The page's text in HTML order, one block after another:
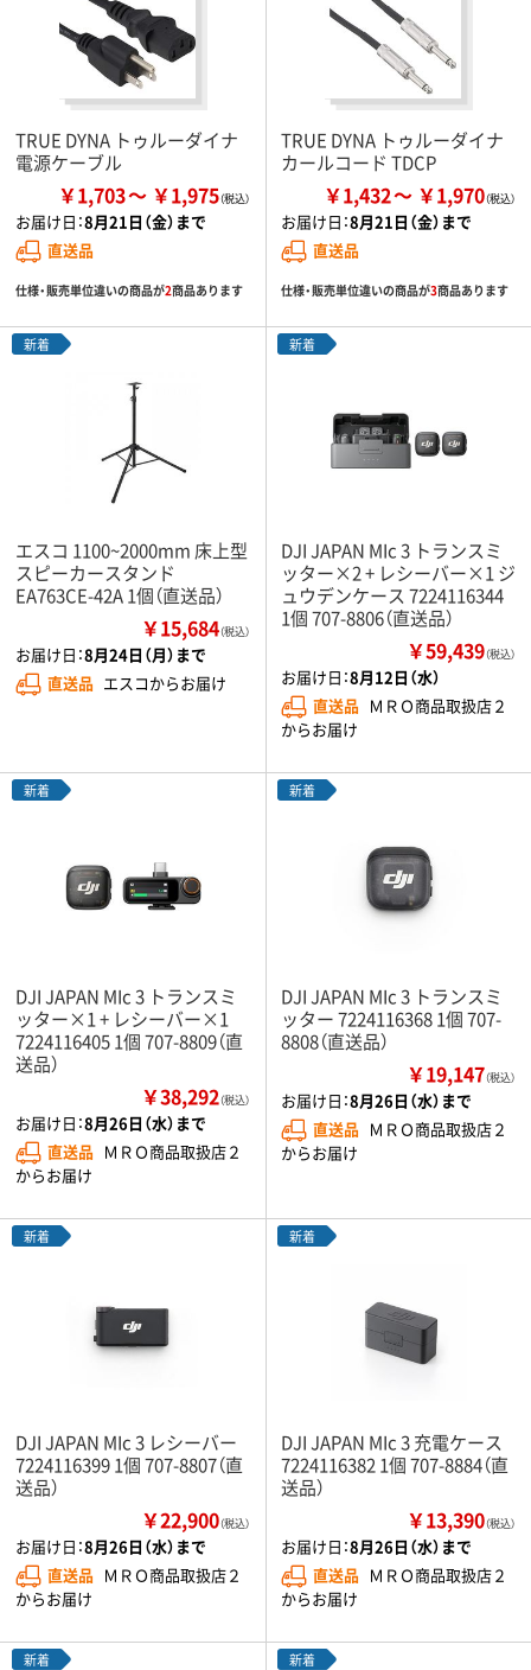
TRUE DYNA トゥルーダイナ
電源ケーブル
￥1,703 ￥1,975
お届け日：8月21日（金）まで
直送品
仕様・販売単位違いの商品が2商品あります
TRUE DYNA トゥルーダイナ
カールコード TDCP
￥1,432 ￥1,970
お届け日：8月21日（金）まで
直送品
仕様・販売単位違いの商品が3商品あります
新着
エスコ 1100~2000mm 床上型
スピーカースタンド
EA763CE-42A 1個（直送品）
￥15,684（税込）
お届け日：8月24日（月）まで
直送品 エスコからお届け
新着
DJI JAPAN MIc 3 トランスミ
ッター×2 + レシーバー×1 ジ
ュウデンケース 7224116344
1個 707-8806（直送品）
￥59,439（税込）
お届け日：8月12日（水）
直送品 ＭＲＯ商品取扱店２
からお届け
新着
DJI JAPAN MIc 3 トランスミ
ッター×1 + レシーバー×1
7224116405 1個 707-8809（直
送品）
￥38,292（税込）
お届け日：8月26日（水）まで
直送品 ＭＲＯ商品取扱店２
からお届け
新着
DJI JAPAN MIc 3 トランスミ
ッター 7224116368 1個 707-
8808（直送品）
￥19,147（税込）
お届け日：8月26日（水）まで
直送品 ＭＲＯ商品取扱店２
からお届け
新着
DJI JAPAN MIc 3 レシーバー
7224116399 1個 707-8807（直
送品）
￥22,900（税込）
お届け日：8月26日（水）まで
直送品 ＭＲＯ商品取扱店２
からお届け
新着
DJI JAPAN MIc 3 充電ケース
7224116382 1個 707-8884（直
送品）
￥13,390（税込）
お届け日：8月26日（水）まで
直送品 ＭＲＯ商品取扱店２
からお届け
新着 新着